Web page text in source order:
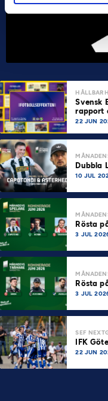
Svensk
rapport
22 JUN
Dubbla
10 JUL
Rösta
3 JUL
Rösta
3 JUL
SEF
IFK
22 JUN